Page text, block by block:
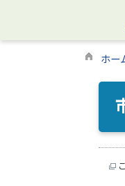
ホー